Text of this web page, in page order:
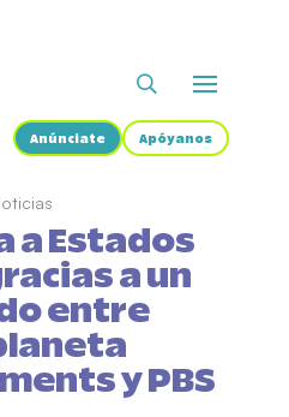
Anúnciate Apóyanos
a Estados
a un
entre
y PBS